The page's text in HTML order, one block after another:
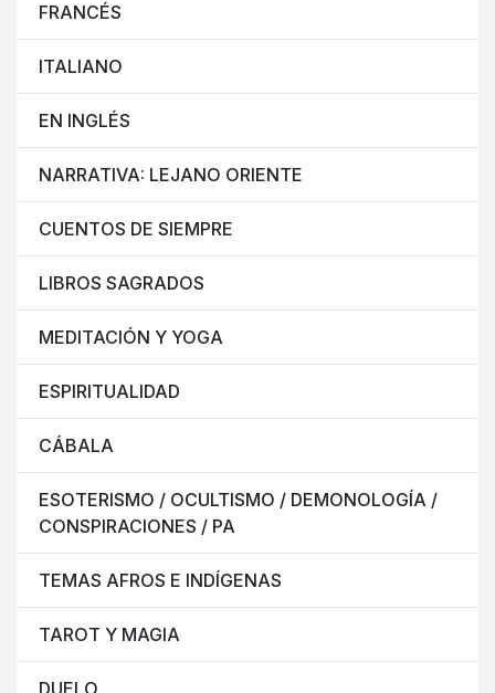
FRANCÉS
ITALIANO
EN INGLÉS
NARRATIVA: LEJANO ORIENTE
CUENTOS DE SIEMPRE
LIBROS SAGRADOS
MEDITACIÓN Y YOGA
ESPIRITUALIDAD
CÁBALA
ESOTERISMO / OCULTISMO / DEMONOLOGÍA /
CONSPIRACIONES / PA
TEMAS AFROS E INDÍGENAS
TAROT Y MAGIA